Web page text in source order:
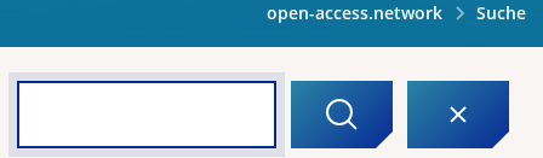
open-access.network Suche